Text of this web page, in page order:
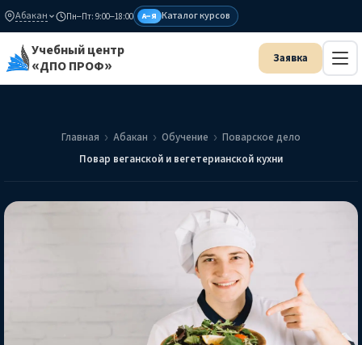
Абакан Пн–Пт: 9:00–18:00 А–Я Каталог курсов
Учебный центр
«ДПО ПРОФ»
Главная Абакан Обучение
Поварское дело
Повар веганской и вегетерианской кухни